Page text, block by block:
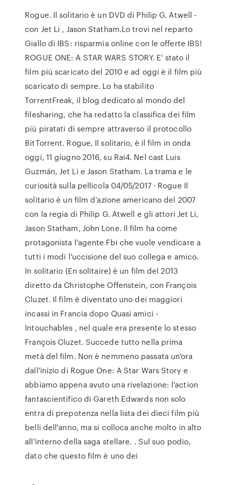
Rogue. Il solitario è un DVD di Philip G. Atwell -
con Jet Li , Jason Statham.Lo trovi nel reparto
Giallo di IBS: risparmia online con le offerte IBS!
ROGUE ONE: A STAR WARS STORY. E' stato il
film più scaricato del 2010 e ad oggi è il film più
scaricato di sempre. Lo ha stabilito
TorrentFreak, il blog dedicato al mondo del
filesharing, che ha redatto la classifica dei film
più piratati di sempre attraverso il protocollo
BitTorrent. Rogue, Il solitario, è il film in onda
oggi, 11 giugno 2016, su Rai4. Nel cast Luis
Guzmán, Jet Li e Jason Statham. La trama e le
curiosità sulla pellicola 04/05/2017 · Rogue Il
solitario è un film d’azione americano del 2007
con la regia di Philip G. Atwell e gli attori Jet Li,
Jason Statham, John Lone. Il film ha come
protagonista l’agente Fbi che vuole vendicare a
tutti i modi l’uccisione del suo collega e amico.
In solitario (En solitaire) è un film del 2013
diretto da Christophe Offenstein, con François
Cluzet. Il film è diventato uno dei maggiori
incassi in Francia dopo Quasi amici -
Intouchables , nel quale era presente lo stesso
François Cluzet. Succede tutto nella prima
metà del film. Non è nemmeno passata un'ora
dall'inizio di Rogue One: A Star Wars Story e
abbiamo appena avuto una rivelazione: l'action
fantascientifico di Gareth Edwards non solo
entra di prepotenza nella lista dei dieci film più
belli dell'anno, ma si colloca anche molto in alto
all'interno della saga stellare. . Sul suo podio,
dato che questo film è uno dei